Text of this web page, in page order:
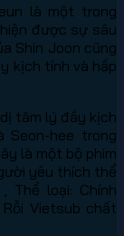
là một trong
được sự sâu
Shin Joon cũng
kịch tính và hấp
tâm lý đầy kịch
Seon-hee trong
là một bộ phim
yêu thích thể
Thể loại: Chính
Rỗi Vietsub chất